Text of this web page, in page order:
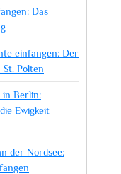
Das
einfangen: Der
Pölten
in Berlin:
Ewigkeit
der Nordsee: